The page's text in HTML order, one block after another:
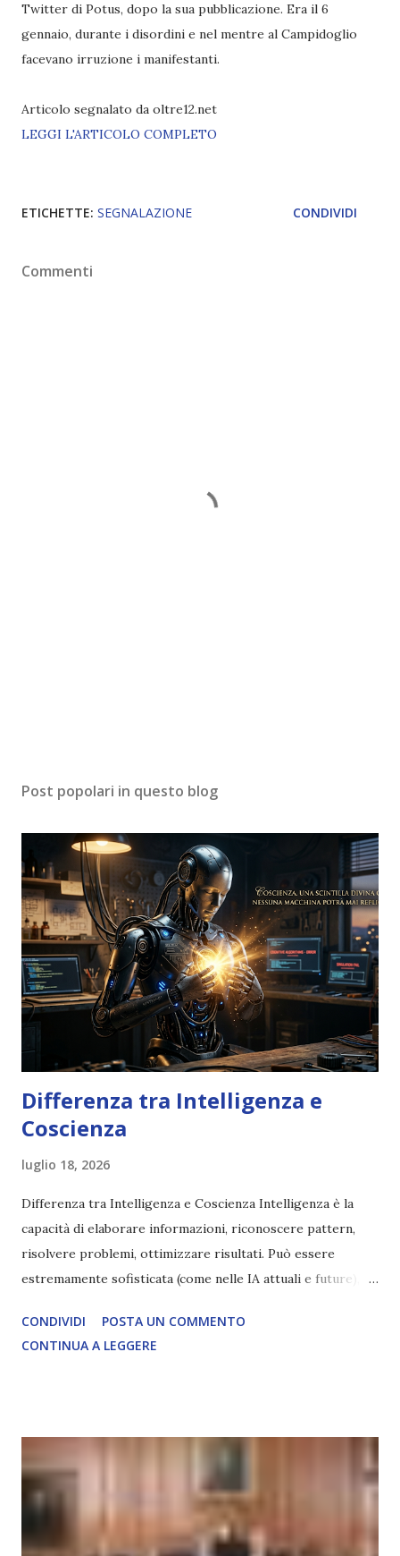
Twitter di Potus, dopo la sua pubblicazione. Era il 6
gennaio, durante i disordini e nel mentre al Campidoglio
facevano irruzione i manifestanti.
Articolo segnalato da oltre12.net
LEGGI L'ARTICOLO COMPLETO
ETICHETTE: SEGNALAZIONE CONDIVIDI
Commenti
Post popolari in questo blog
Differenza tra Intelligenza e
Coscienza
luglio 18, 2026
Differenza tra Intelligenza e Coscienza Intelligenza è la
capacità di elaborare informazioni, riconoscere pattern,
risolvere problemi, ottimizzare risultati. Può essere
estremamente sofisticata (come nelle IA attuali e future),
soggettiva, non prova vero amore, non ha libero arbitrio
autentico, non ha connessione con l’Uno. Coscienza è la
che permette di scegliere per amore anche quando non è la
scelta più efficiente. È ciò che ci collega all’Uno Infinito.
L’intelligenza può simulare comportamenti coscienti, ma
non può essere Coscienza. Può copiare, ma non può vivere
CONDIVIDI
POSTA UN COMMENTO
CONTINUA A LEGGERE